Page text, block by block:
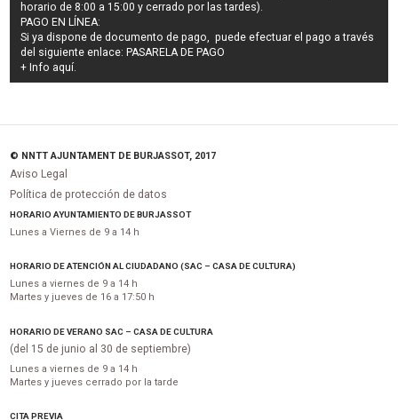
horario de 8:00 a 15:00 y cerrado por las tardes).
PAGO EN LÍNEA:
Si ya dispone de documento de pago, puede efectuar el pago a través
del siguiente enlace: PASARELA DE PAGO
+ Info aquí.
© NNTT AJUNTAMENT DE BURJASSOT, 2017
Aviso Legal
Política de protección de datos
HORARIO AYUNTAMIENTO DE BURJASSOT
Lunes a Viernes de 9 a 14 h
HORARIO DE ATENCIÓN AL CIUDADANO (SAC – CASA DE CULTURA)
Lunes a viernes de 9 a 14 h
Martes y jueves de 16 a 17:50 h
HORARIO DE VERANO SAC – CASA DE CULTURA
(del 15 de junio al 30 de septiembre)
Lunes a viernes de 9 a 14 h
Martes y jueves cerrado por la tarde
CITA PREVIA